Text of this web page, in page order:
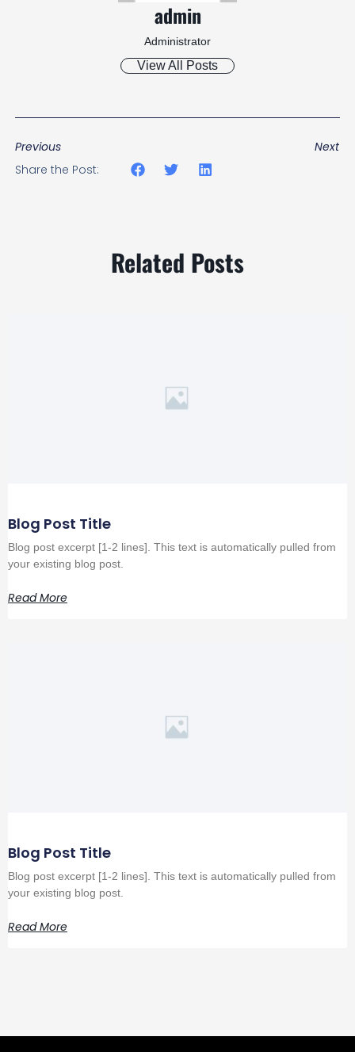
admin
Administrator
View All Posts
Previous
Next
Share the Post:
Related Posts
Blog Post Title
Blog post excerpt [1-2 lines]. This text is automatically pulled from
your existing blog post.
Read More
Blog Post Title
Blog post excerpt [1-2 lines]. This text is automatically pulled from
your existing blog post.
Read More